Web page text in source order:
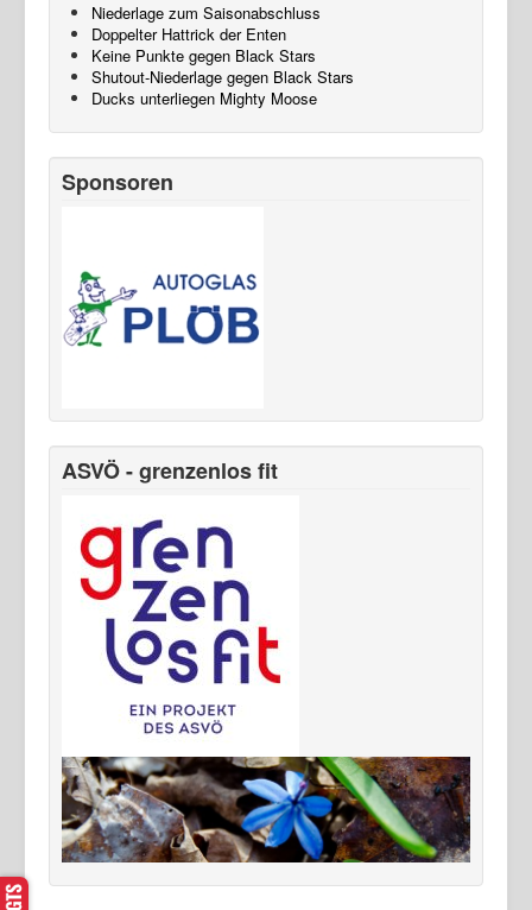
Niederlage zum Saisonabschluss
Doppelter Hattrick der Enten
Keine Punkte gegen Black Stars
Shutout-Niederlage gegen Black Stars
Ducks unterliegen Mighty Moose
Sponsoren
ASVÖ - grenzenlos fit